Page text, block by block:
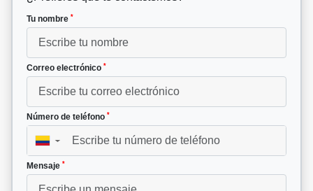
Tu nombre *
Correo electrónico *
Número de teléfono *
▼
Mensaje *